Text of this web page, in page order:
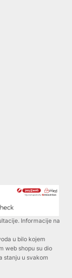
Informacije na
u bilo kojem
web shopu su dio
stanju u svakom